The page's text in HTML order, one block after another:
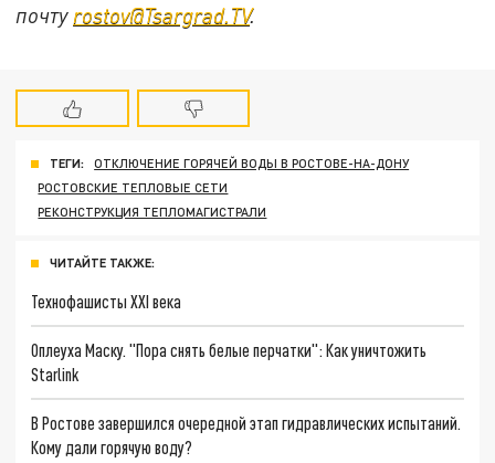
почту rostov@Tsargrad.ТV.
ТЕГИ:
ОТКЛЮЧЕНИЕ ГОРЯЧЕЙ ВОДЫ В РОСТОВЕ-НА-ДОНУ
РОСТОВСКИЕ ТЕПЛОВЫЕ СЕТИ
РЕКОНСТРУКЦИЯ ТЕПЛОМАГИСТРАЛИ
ЧИТАЙТЕ ТАКЖЕ:
Технофашисты XXI века
Оплеуха Маску. "Пора снять белые перчатки": Как уничтожить
Starlink
В Ростове завершился очередной этап гидравлических испытаний.
Кому дали горячую воду?